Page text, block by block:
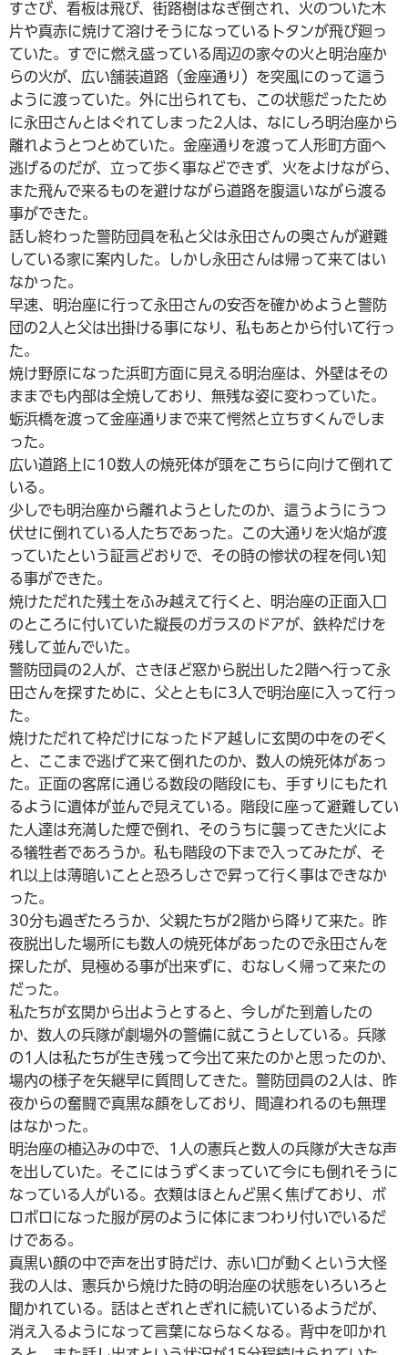
すさび、看板は飛び、街路樹はなぎ倒され、火のついた木
片や真赤に焼けて溶けそうになっている卜タンが飛び廻っ
ていた。すでに燃え盛っている周辺の家々の火と明治座か
らの火が、広い舗装道路（金座通り）を突風にのって這う
ように渡っていた。外に出られても、この状態だったため
に永田さんとはぐれてしまった2人は、なにしろ明治座から
離れようとつとめていた。金座通りを渡って人形町方面へ
逃げるのだが、立って歩く事などできず、火をよけながら、
また飛んで来るものを避けながら道路を腹這いながら渡る
事ができた。
話し終わった警防団員を私と父は永田さんの奥さんが避難
している家に案内した。しかし永田さんは帰って来てはい
なかった。
早速、明治座に行って永田さんの安否を確かめようと警防
団の2人と父は出掛ける事になり、私もあとから付いて行っ
た。
焼け野原になった浜町方面に見える明治座は、外壁はその
ままでも内部は全焼しており、無残な姿に変わっていた。
蛎浜橋を渡って金座通りまで来て愕然と立ちすくんでしま
った。
広い道路上に10数人の焼死体が頭をこちらに向けて倒れて
いる。
少しでも明治座から離れようとしたのか、這うようにうつ
伏せに倒れている人たちであった。この大通りを火焔が渡
っていたという証言どおりで、その時の惨状の程を伺い知
る事ができた。
焼けただれた残土をふみ越えて行くと、明治座の正面入口
のところに付いていた縦長のガラスのドアが、鉄枠だけを
残して並んでいた。
警防団員の2人が、さきほど窓から脱出した2階へ行って永
田さんを探すために、父とともに3人で明治座に入って行っ
た。
焼けただれて枠だけになったドア越しに玄関の中をのぞく
と、ここまで逃げて来て倒れたのか、数人の焼死体があっ
た。正面の客席に通じる数段の階段にも、手すりにもたれ
るように遺体が並んで見えている。階段に座って避難してい
た人達は充満した煙で倒れ、そのうちに襲ってきた火によ
る犠牲者であろうか。私も階段の下まで入ってみたが、そ
れ以上は薄暗いことと恐ろしさで昇って行く事はできなか
った。
30分も過ぎたろうか、父親たちが2階から降りて来た。昨
夜脱出した場所にも数人の焼死体があったので永田さんを
探したが、見極める事が出来ずに、むなしく帰って来たの
だった。
私たちが玄関から出ようとすると、今しがた到着したの
か、数人の兵隊が劇場外の警備に就こうとしている。兵隊
の1人は私たちが生き残って今出て来たのかと思ったのか、
場内の様子を矢継早に質問してきた。警防団員の2人は、昨
夜からの奮闘で真黒な顔をしており、間違われるのも無理
はなかった。
明治座の植込みの中で、1人の憲兵と数人の兵隊が大きな声
を出していた。そこにはうずくまっていて今にも倒れそうに
なっている人がいる。衣類はほとんど黒く焦げており、ボ
ロボロになった服が房のように体にまつわり付いでいるだ
けである。
真黒い顔の中で声を出す時だけ、赤い口が動くという大怪
我の人は、憲兵から焼けた時の明治座の状態をいろいろと
聞かれている。話はとぎれとぎれに続いているようだが、
消え入るようになって言葉にならなくなる。背中を叩かれ